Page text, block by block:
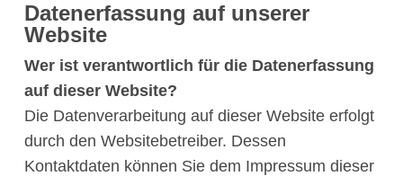
Datenerfassung auf unserer
Website
Wer ist verantwortlich für die Datenerfassung
auf dieser Website?
Die Datenverarbeitung auf dieser Website erfolgt
durch den Websitebetreiber. Dessen
Kontaktdaten können Sie dem Impressum dieser